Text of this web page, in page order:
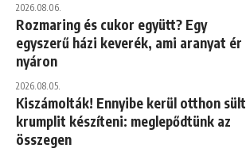
2026.08.06.
Rozmaring és cukor együtt? Egy
egyszerű házi keverék, ami aranyat ér
nyáron
2026.08.05.
Kiszámolták! Ennyibe kerül otthon sült
krumplit készíteni: meglepődtünk az
összegen